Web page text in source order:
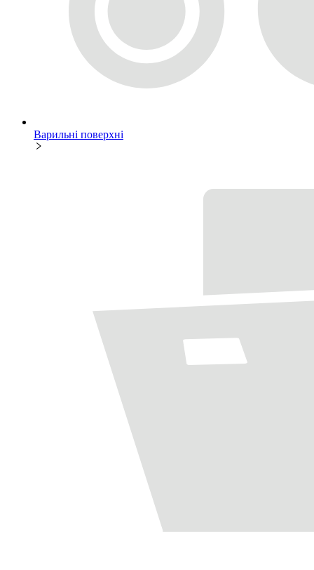
Варильні поверхні